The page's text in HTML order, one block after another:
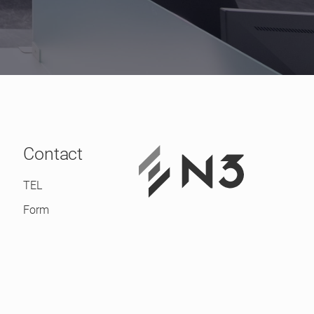
Contact
TEL
Form